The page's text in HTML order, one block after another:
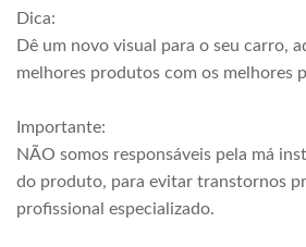
Dica:
Dê um novo visual para o seu carro,
melhores produtos com os melhores
Importante:
NÃO somos responsáveis pela má
do produto, para evitar transtornos
profissional especializado.